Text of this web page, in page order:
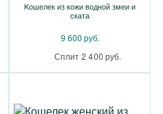
Kошелек из кожи водной змеи и
ската
9 600 руб.
Сплит 2 400 руб.